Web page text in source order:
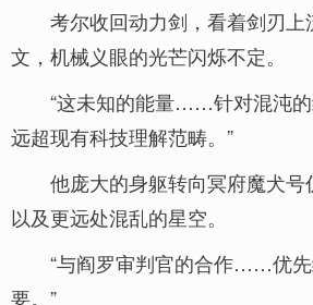
考尔收回动力剑，看着剑刃
文，机械义眼的光芒闪烁不定。
“这未知的能量……针对混沌
远超现有科技理解范畴。”
他庞大的身躯转向冥府魔犬号
以及更远处混乱的星空。
“与阎罗审判官的合作……优
要。”